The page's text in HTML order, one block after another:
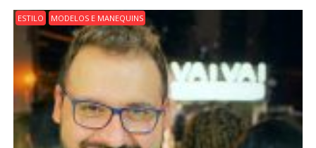
ESTILO MODELOS E MANEQUINS